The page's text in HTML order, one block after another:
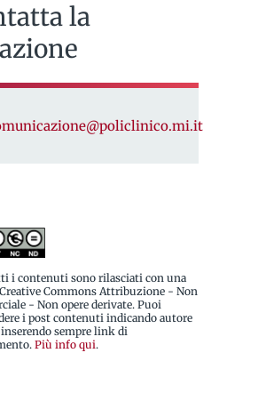
la
i contenuti sono rilasciati con una
Commons Attribuzione - Non
- Non opere derivate. Puoi
i post contenuti indicando autore
sempre link di
Più info qui.